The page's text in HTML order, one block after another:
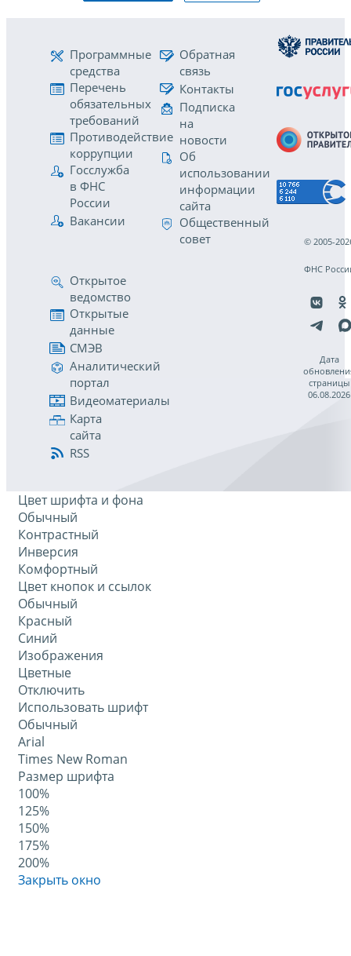
Программные
средства
Перечень
обязательных
требований
Противодействие
коррупции
Госслужба
в ФНС
России
Вакансии
Обратная
связь
Контакты
Подписка
на
новости
Об
использовании
информации
сайта
Общественный
совет
Открытое
ведомство
Открытые
данные
СМЭВ
Аналитический
портал
Видеоматериалы
Карта
сайта
RSS
© 2005-
ФНС
Дата
страницы
06.08.2026
Цвет шрифта и фона
Обычный
Контрастный
Инверсия
Комфортный
Цвет кнопок и ссылок
Обычный
Красный
Синий
Изображения
Цветные
Отключить
Использовать шрифт
Обычный
Arial
Times New Roman
Размер шрифта
100%
125%
150%
175%
200%
Закрыть окно